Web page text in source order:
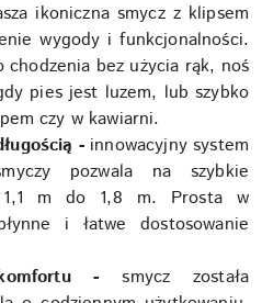
ikoniczna smycz z klipsem
wygody i funkcjonalności.
chodzenia bez użycia rąk, noś
pies jest luzem, lub szybko
czy w kawiarni.
- innowacyjny system
pozwala na szybkie
1,1 m do 1,8 m. Prosta w
i łatwe dostosowanie
komfortu -smycz została